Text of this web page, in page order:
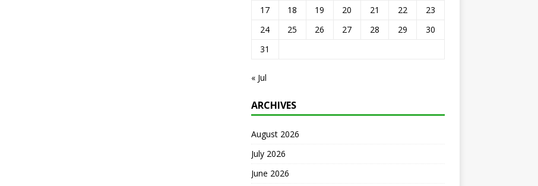
17
18 19 20 21 22
23
24
25 26 27 28 29
30
31
« Jul
ARCHIVES
August 2026
July 2026
June 2026